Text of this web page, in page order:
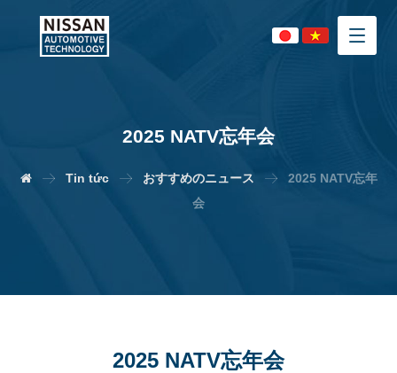
2025 NATV忘年会
Tin tức おすすめのニュース
2025 NATV忘年
会
2025 NATV忘年会